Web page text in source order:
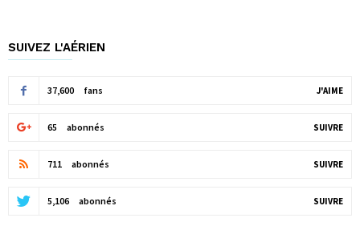
SUIVEZ L'AÉRIEN
37,600 fans J'AIME
65 abonnés SUIVRE
711 abonnés SUIVRE
5,106 abonnés SUIVRE